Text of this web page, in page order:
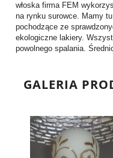
włoska firma FEM
na rynku surowce. Mamy
pochodzące ze
ekologiczne lakiery.
powolnego spalania.
GALERIA